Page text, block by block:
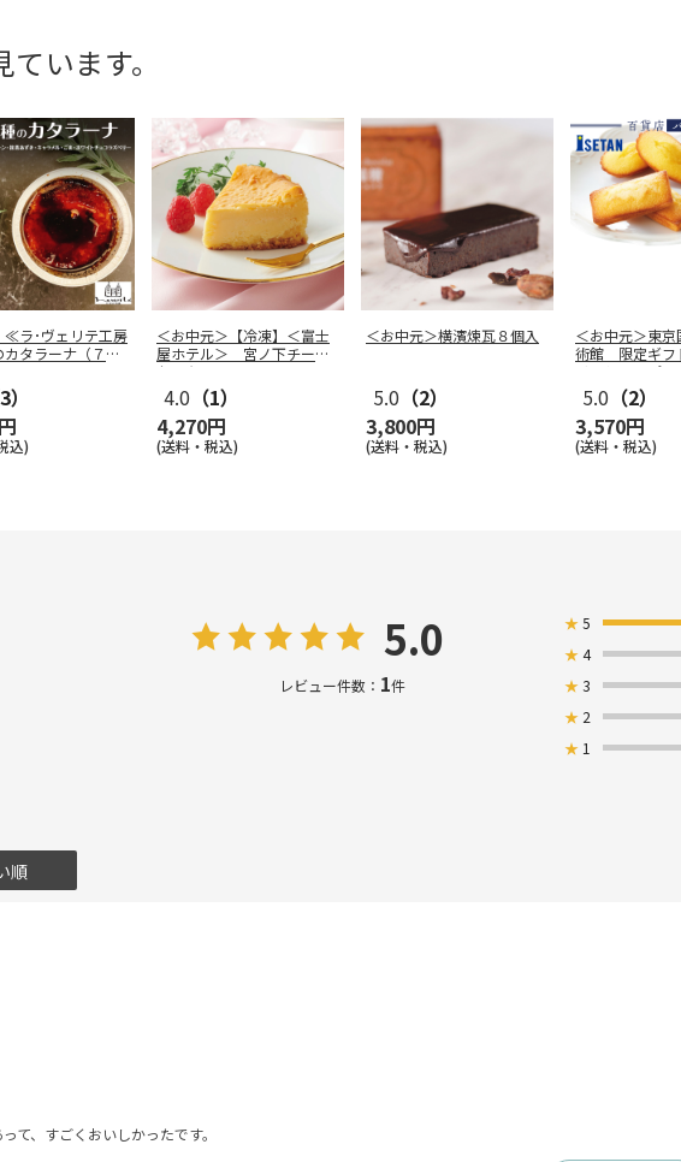
います。
≪ラ･ヴェリテ工房
タラーナ（７０
）
込)
＜お中元＞【冷凍】＜富士
屋ホテル＞ 宮ノ下チーズ
ケーキ
4.0 （1）
4,270円
(送料・税込)
＜お中元＞横濱煉瓦８個入
5.0 （2）
3,800円
(送料・税込)
＜お中元＞東
術館 限定ギ
リ・シャルパ
5.0 （2）
3,570円
(送料・税込)
5.0
レビュー件数： 1件
★5
★4
★3
★ 2
★ 1
順
て、すごくおいしかったです。